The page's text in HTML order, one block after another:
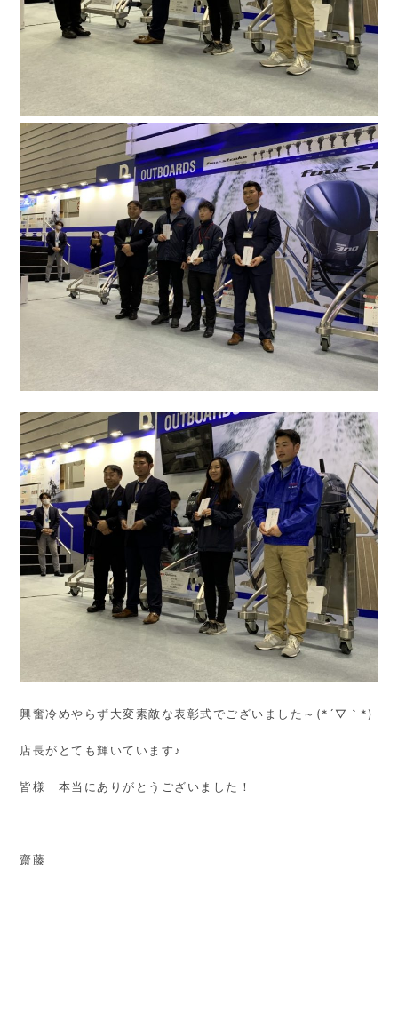
興奮冷めやらず大変素敵な表彰式でございました～(*´▽｀*)
店長がとても輝いています♪
皆様 本当にありがとうございました！
齋藤